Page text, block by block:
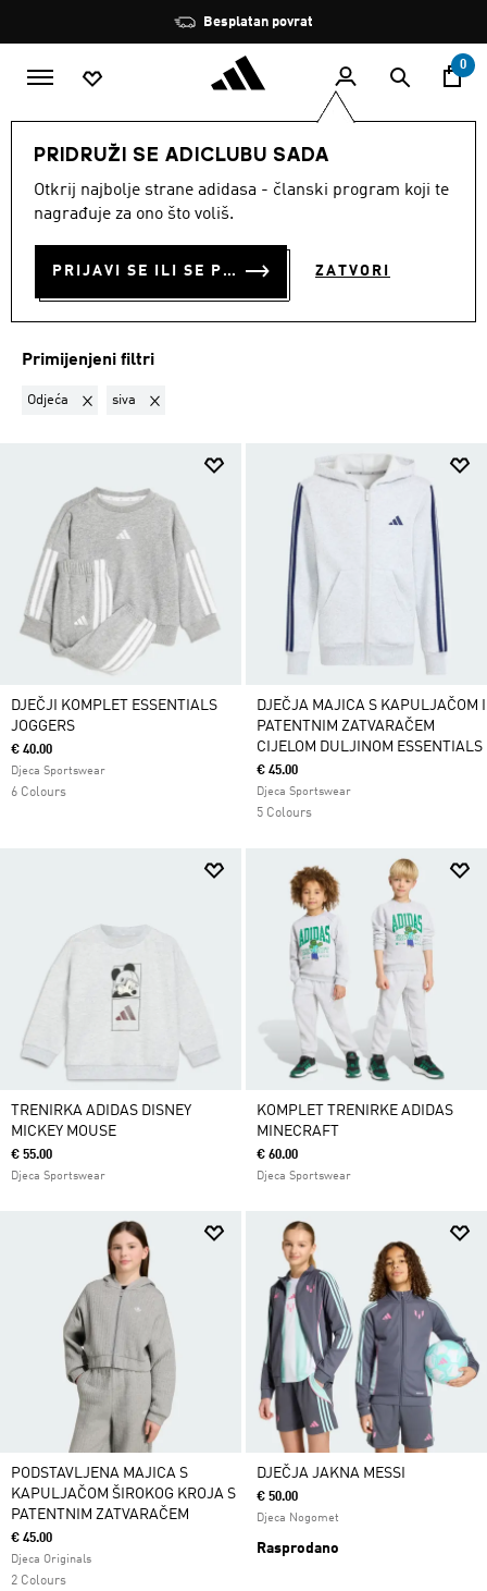
Zaustavi
rotaciju
Besplatan povrat
0
PRIDRUŽI SE ADICLUBU SADA
Otkrij najbolje strane adidasa - članski program koji te
nagrađuje za ono što voliš.
PRIJAVI SE ILI SE PRIDRUŽI SADA ZATVORI
DJECA Djevojcice Odjeća
ODJEĆA · SIVA·ODJEĆA
ZA DJEVOJČICE
Filtriraj
Primijenjeni filtri
Odjeća Ukloni filter Trenutno filtrirano prema KATEGORIJA PROIZVODA:
siva Ukloni filter Trenutno filtrirano prema BOJA: siva
DJEČJI KOMPLET ESSENTIALS
JOGGERS
€ 40.00
Djeca Sportswear
6 Colours
DJEČJA MAJICA S KAPULJAČOM I
PATENTNIM ZATVARAČEM
CIJELOM DULJINOM ESSENTIALS
€ 45.00
Djeca Sportswear
5 Colours
TRENIRKA ADIDAS DISNEY
MICKEY MOUSE
€ 55.00
Djeca Sportswear
KOMPLET TRENIRKE ADIDAS
MINECRAFT
€ 60.00
Djeca Sportswear
PODSTAVLJENA MAJICA S
KAPULJAČOM ŠIROKOG KROJA S
PATENTNIM ZATVARAČEM
€ 45.00
Djeca Originals
2 Colours
DJEČJA JAKNA MESSI
€ 50.00
Djeca Nogomet
Rasprodano